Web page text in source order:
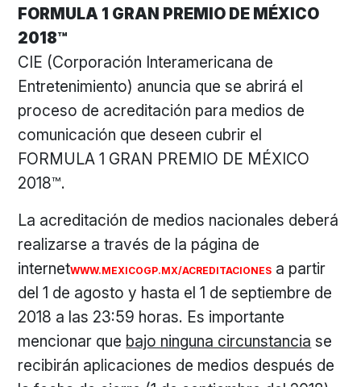
FORMULA 1 GRAN PREMIO DE MÉXICO
2018™
CIE (Corporación Interamericana de
Entretenimiento) anuncia que se abrirá el
proceso de acreditación para medios de
comunicación que deseen cubrir el
FORMULA 1 GRAN PREMIO DE MÉXICO
2018™.
La acreditación de medios nacionales deberá
realizarse a través de la página de
internetWWW.MEXICOGP.MX/ACREDITACIONES a partir
del 1 de agosto y hasta el 1 de septiembre de
2018 a las 23:59 horas. Es importante
mencionar que bajo ninguna circunstancia se
recibirán aplicaciones de medios después de